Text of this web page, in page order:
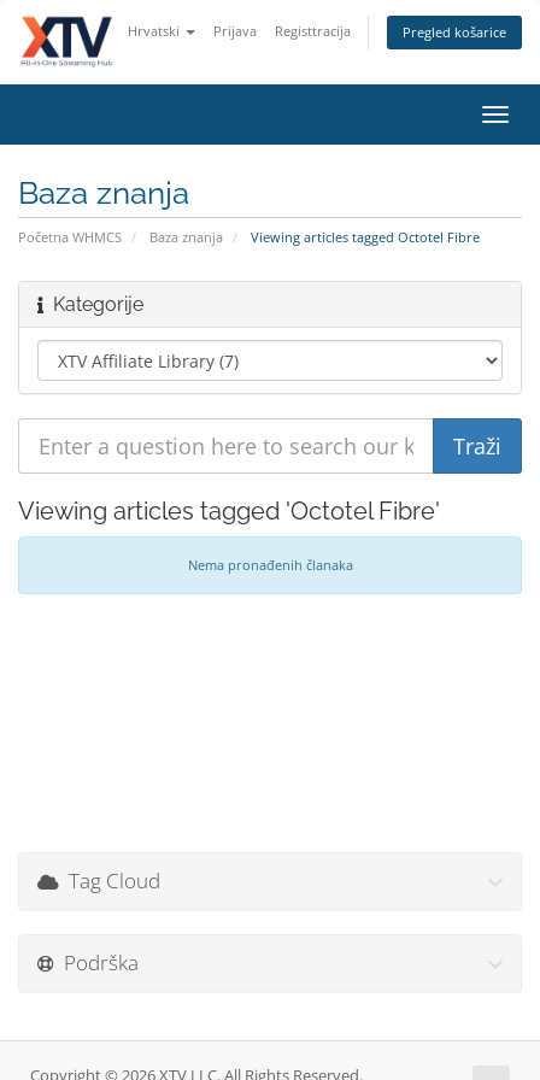
Hrvatski Prijava Registtracija Pregled košarice
Baza znanja
Početna WHMCS Baza znanja Viewing articles tagged Octotel Fibre
Kategorije
Viewing articles tagged 'Octotel Fibre'
Nema pronađenih članaka
Tag Cloud
Podrška
Copyright © 2026 XTV LLC. All Rights Reserved.